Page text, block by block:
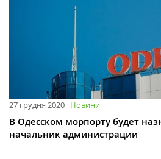
27 грудня 2020 Новини
В Одесском морпорту будет
начальник администрации